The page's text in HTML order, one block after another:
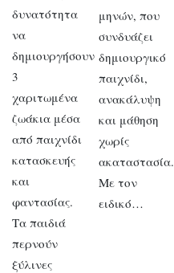
δυνατότητα
να
δημιουργήσουν
3
χαριτωμένα
ζωάκια μέσα
από παιχνίδι
κατασκευής
και
φαντασίας.
Τα παιδιά
περνούν
ξύλινες
μηνών, που
συνδυάζει
δημιουργικό
παιχνίδι,
ανακάλυψη
και μάθηση
χωρίς
ακαταστασία.
Με τον
ειδικό…